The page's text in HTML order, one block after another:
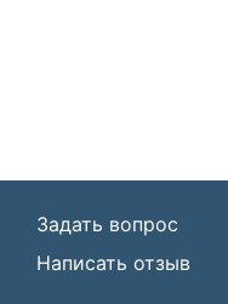
Задать вопрос
Написать отзыв